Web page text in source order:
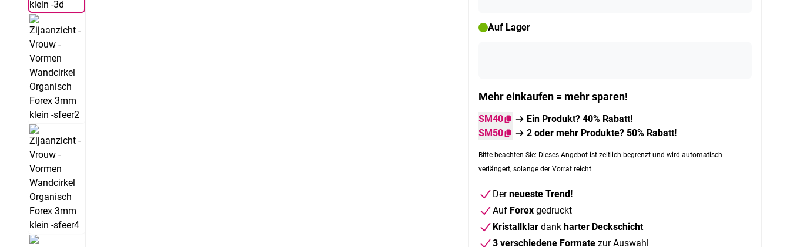
Auf Lager
Mehr einkaufen = mehr sparen!
SM40
Ein Produkt? 40% Rabatt!
SM50
2 oder mehr Produkte? 50% Rabatt!
Bitte beachten Sie: Dieses Angebot ist zeitlich begrenzt und wird automatisch
verlängert, solange der Vorrat reicht.
Derneueste Trend!
Auf Forexgedruckt
Kristallklardank harter Deckschicht
3 verschiedene Formatezur Auswahl